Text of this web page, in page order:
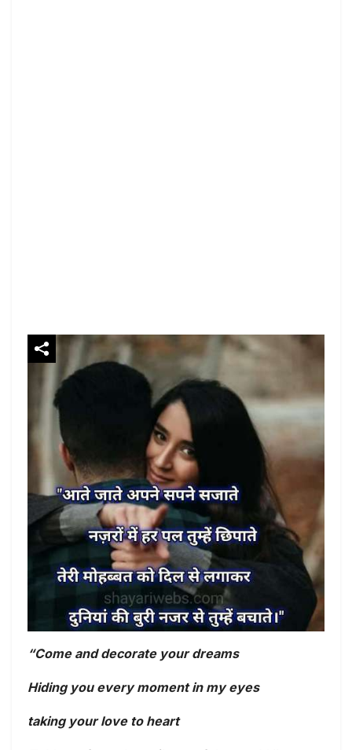
“Come and decorate your dreams
Hiding you every moment in my eyes
taking your love to heart